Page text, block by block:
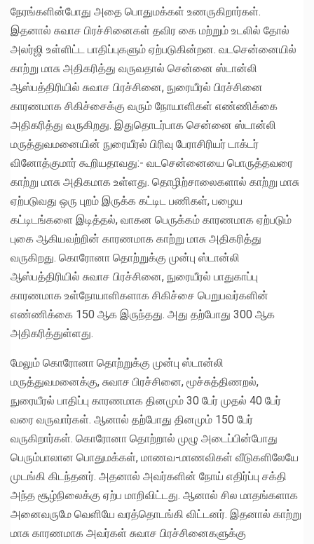
நேரங்களின்போது அதை பொதுமக்கள் உணருகிறார்கள்.
இதனால் சுவாச பிரச்சினைகள் தவிர கை மற்றும் உடலில் தோல்
அலர்ஜி உள்ளிட்ட பாதிப்புகளும் ஏற்படுகின்றன. வடசென்னையில்
காற்று மாசு அதிகரித்து வருவதால் சென்னை ஸ்டான்லி
ஆஸ்பத்திரியில் சுவாச பிரச்சினை, நுரையீரல் பிரச்சினை
காரணமாக சிகிச்சைக்கு வரும் நோயாளிகள் எண்ணிக்கை
அதிகரித்து வருகிறது. இதுதொடர்பாக சென்னை ஸ்டான்லி
மருத்துவமனையின் நுரையீரல் பிரிவு பேராசிரியர் டாக்டர்
வினோத்குமார் கூறியதாவது:- வடசென்னையை பொருத்தவரை
காற்று மாசு அதிகமாக உள்ளது. தொழிற்சாலைகளால் காற்று மாசு
ஏற்படுவது ஒரு புறம் இருக்க கட்டிட பணிகள், பழைய
கட்டிடங்களை இடித்தல், வாகன பெருக்கம் காரணமாக ஏற்படும்
புகை ஆகியவற்றின் காரணமாக காற்று மாசு அதிகரித்து
வருகிறது. கொரோனா தொற்றுக்கு முன்பு ஸ்டான்லி
ஆஸ்பத்திரியில் சுவாச பிரச்சினை, நுரையீரல் பாதுகாப்பு
காரணமாக உள்நோயாளிகளாக சிகிச்சை பெறுபவர்களின்
எண்ணிக்கை 150 ஆக இருந்தது. அது தற்போது 300 ஆக
அதிகரித்துள்ளது.
மேலும் கொரோனா தொற்றுக்கு முன்பு ஸ்டான்லி
மருத்துவமனைக்கு, சுவாச பிரச்சினை, மூச்சுத்திணறல்,
நுரையீரல் பாதிப்பு காரணமாக தினமும் 30 பேர் முதல் 40 பேர்
வரை வருவார்கள். ஆனால் தற்போது தினமும் 150 பேர்
வருகிறார்கள். கொரோனா தொற்றால் முழு அடைப்பின்போது
பெரும்பாலான பொதுமக்கள், மாணவ-மாணவிகள் வீடுகளிலேயே
முடங்கி கிடந்தனர். அதனால் அவர்களின் நோய் எதிர்ப்பு சக்தி
அந்த சூழ்நிலைக்கு ஏற்ப மாறிவிட்டது. ஆனால் சில மாதங்களாக
அனைவருமே வெளியே வரத்தொடங்கி விட்டனர். இதனால் காற்று
மாசு காரணமாக அவர்கள் சுவாச பிரச்சினைகளுக்கு